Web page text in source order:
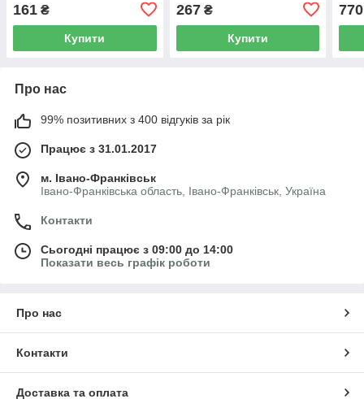
161 ₴
Купити
267₴
Купити
770
Про нас
99% позитивних з 400 відгуків за рік
Працює з 31.01.2017
м. Івано-Франківськ
Івано-Франківська область, Івано-Франківськ, Україна
Контакти
Сьогодні працює з 09:00 до 14:00
Показати весь графік роботи
Про нас
Контакти
Доставка та оплата